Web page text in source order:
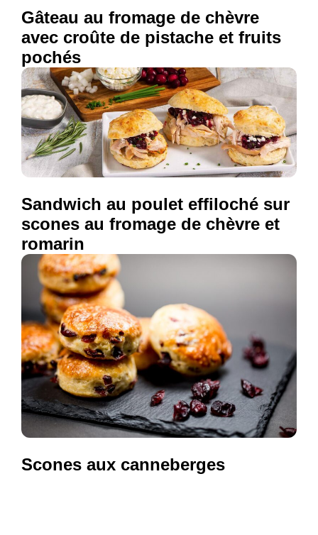
Gâteau au fromage de chèvre
avec croûte de pistache et fruits
pochés
Sandwich au poulet effiloché sur
scones au fromage de chèvre et
romarin
Scones aux canneberges